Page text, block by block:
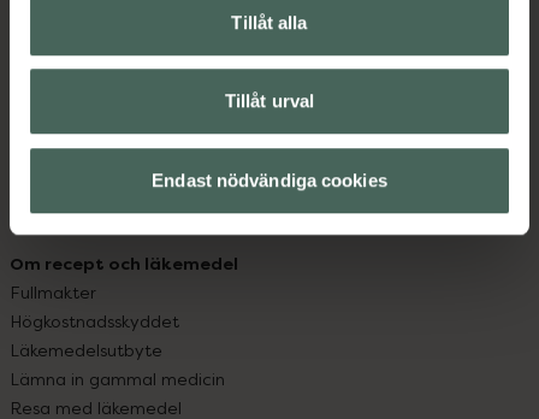
Tillåt alla
Tillåt urval
Endast nödvändiga cookies
Handla tryggt
Leverans, betalning och retur
Kundklubb
Köpvillkor
Om recept och läkemedel
Fullmakter
Högkostnadsskyddet
Läkemedelsutbyte
Lämna in gammal medicin
Resa med läkemedel